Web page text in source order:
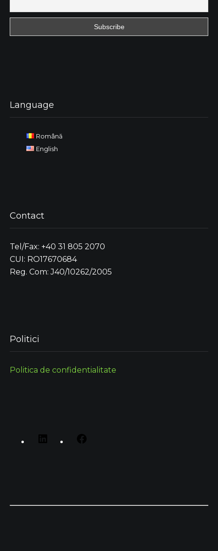
Language
Română
English
Contact
Tel/Fax: +40 31 805 2070
CUI: RO17670684
Reg. Com: J40/10262/2005
Politici
Politica de confidentialitate